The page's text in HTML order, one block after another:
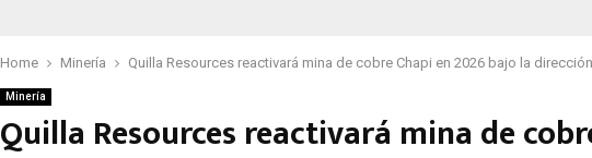
Home Minería Quilla Resources reactivará mina de cobre Chapi en 2026 bajo la
Minería
Quilla Resources reactivará mina de